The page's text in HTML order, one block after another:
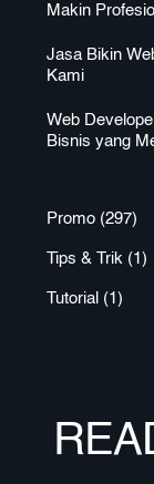
Makin
Jasa Bikin
Kami
Web
Bisnis yang
Promo (297)
Tips & Trik (1)
Tutorial (1)